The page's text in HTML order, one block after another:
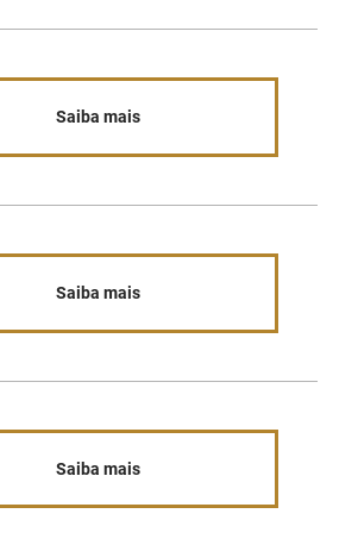
Saiba mais
Saiba mais
Saiba mais